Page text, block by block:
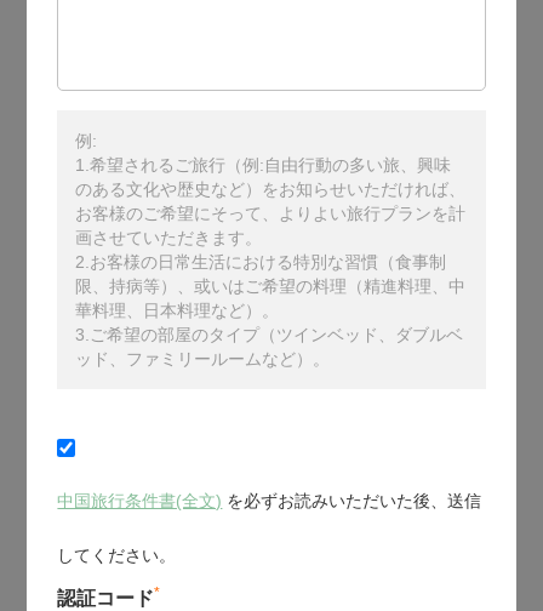
例:
1.希望されるご旅行（例:自由行動の多い旅、興味
のある文化や歴史など）をお知らせいただければ、
お客様のご希望にそって、よりよい旅行プランを計
画させていただきます。
2.お客様の日常生活における特別な習慣（食事制
限、持病等）、或いはご希望の料理（精進料理、中
華料理、日本料理など）。
3.ご希望の部屋のタイプ（ツインベッド、ダブルベ
ッド、ファミリールームなど）。
中国旅行条件書(全文) を必ずお読みいただいた後、送信
してください。
認証コード*